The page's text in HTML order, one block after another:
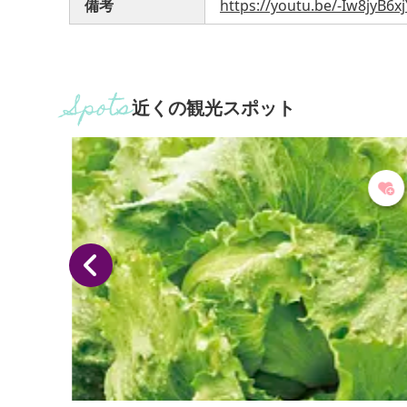
備考 https://youtu.be/-
近くの観光スポット